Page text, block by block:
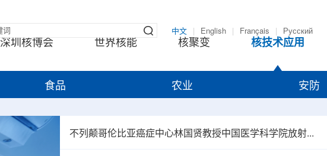
中文 English Français Русский
深圳核博会 世界核能 核聚变 核技术应用
食品 农业 安防
不列颠哥伦比亚癌症中心林国贤教授中国医学科学院放射医学研究所开展学术交流